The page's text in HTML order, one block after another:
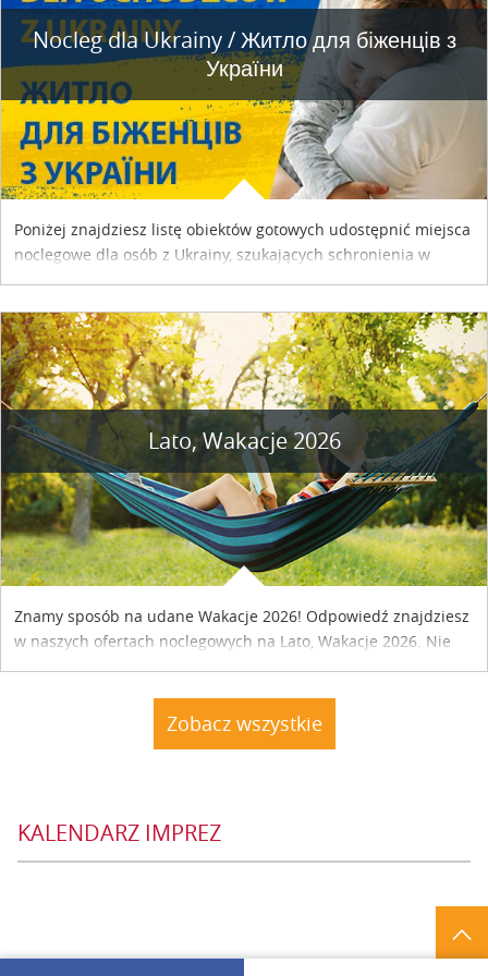
Nocleg dla Ukrainy / Житло для бiженцiв з
України
Poniżej znajdziesz listę obiektów gotowych udostępnić miejsca
noclegowe dla osób z Ukrainy, szukających schronienia w
Lato, Wakacje 2026
Znamy sposób na udane Wakacje 2026! Odpowiedź znajdziesz
w naszych ofertach noclegowych na Lato, Wakacje 2026. Nie
zwlekaj atrakcyjne noclegi czekają...
Zobacz wszystkie
KALENDARZ IMPREZ